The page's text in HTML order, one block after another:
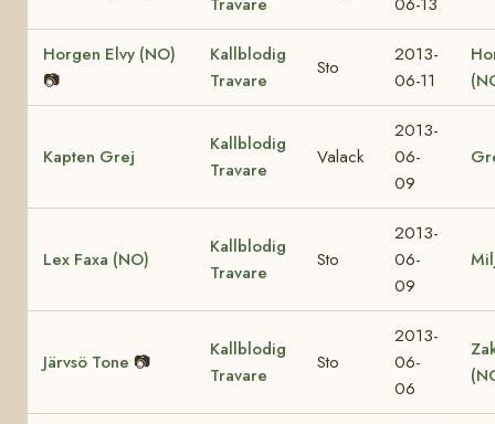
Horgen Elvy (NO)
📷
Kallblodig
Travare
Sto
2013-
06-11
Kapten Grej
Kallblodig
Travare
Valack
2013-
06-
09
Lex Faxa (NO)
Kallblodig
Travare
Sto
2013-
06-
09
Järvsö Tone 📷
Kallblodig
Travare
Sto
2013-
06-
06